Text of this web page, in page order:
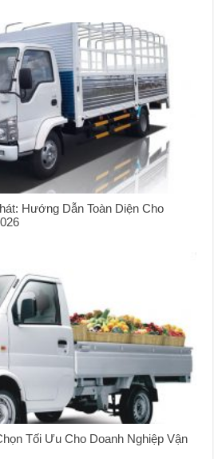
Hướng Dẫn Toàn Diện Cho
Tối Ưu Cho Doanh Nghiệp Vận